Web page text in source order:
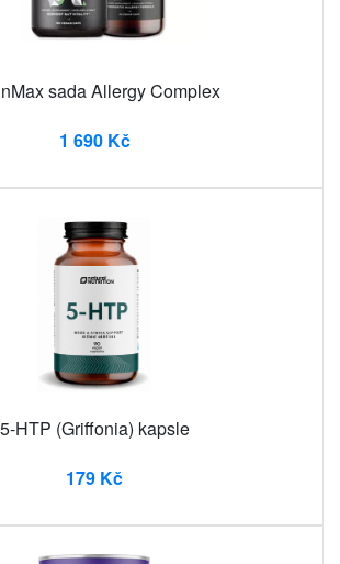
sada Allergy Complex
1 690 Kč
5-HTP (Griffonia) kapsle
179 Kč